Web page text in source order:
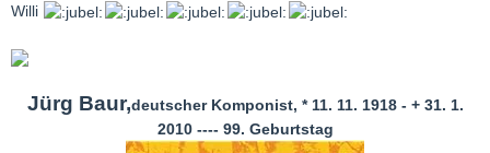
Willi
Jürg Baur,deutscher Komponist, * 11. 11. 1918 - + 31. 1.
2010 ---- 99. Geburtstag